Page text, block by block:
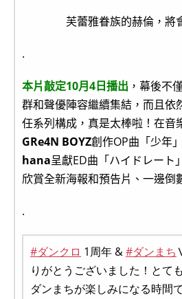
芙蕾雅眷族的赫倫，將
.
本片敲定10月4日播出 ，幕後不
群和聲優陣容繼續集結，而且依
任系列構成，真是太棒啦！在音
GRe4N BOYZ創作OP曲「少年
hana呈獻ED曲「ハイドレート
欣賞全新海報和預告片、一邊倒
.
#ダンクロ 1周年 &#ダンまち
りがとうございました！とて
ダンまちが楽しみになる時間